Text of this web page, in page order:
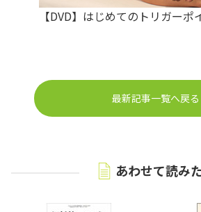
【DVD】はじめてのトリガーポ
最新記事一覧へ戻る
あわせて読み